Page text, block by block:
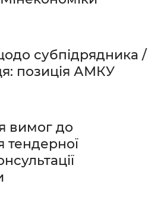
субпідрядника /
позиція АМКУ
вимог до
тендерної